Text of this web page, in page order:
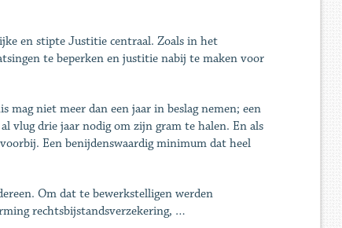
en stipte Justitie centraal. Zoals in het
te beperken en justitie nabij te maken voor
niet meer dan een jaar in beslag nemen; een
vlug drie jaar nodig om zijn gram te halen. En als
Een benijdenswaardig minimum dat heel
Om dat te bewerkstelligen werden
rechtsbijstandsverzekering, …